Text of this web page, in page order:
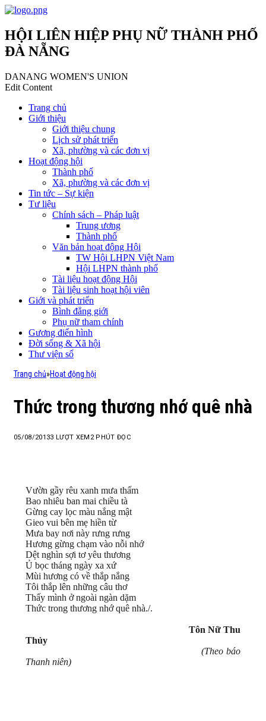
HỘI LIÊN HIỆP PHỤ NỮ THÀNH PHỐ
ĐÀ NẴNG
DANANG WOMEN'S UNION
Edit Content
Trang chủ
Giới thiệu
Giới thiệu chung
Lịch sử phát triển
Xã, phường và các đơn vị
Hoạt động hội
Thành phố
Xã, phường và các đơn vị
Tin tức – Sự kiện
Tư liệu
Chính sách – Pháp luật
Trung ương
Thành phố
Văn bản hoạt động Hội
TW Hội LHPN Việt Nam
Hội LHPN thành phố
Tài liệu hoạt động Hội
Tài liệu sinh hoạt hội viên
Giới và phát triển
Bình đẳng giới
Phụ nữ tham chính
Gương điển hình
Đời sống & Xã hội
Thư viện số
Trang chủ»Hoạt động hội
Thức trong thương nhớ quê nhà
05/08/20133 LƯỢT XEM 2 PHÚT ĐỌC
Vườn gầy rêu xanh mưa thấm
Bao nhiêu ban mai chiều tà
Gừng cay lọc màu nắng mật
Gieo vui bên mẹ hiền từ
Mưa bay nơi này rưng rưng
Hương gừng chạm vào nỗi nhớ
Dệt nghìn sợi tơ yêu thương
Ủ bọc tháng ngày xa xứ
Mùi hương có về thắp nắng
Tôi thắp lên những câu thơ
Thấy mình ở ngoài ngàn dặm
Thức trong thương nhớ quê nhà./.
Tôn Nữ Thu
Thủy
(Theo báo
Thanh niên)